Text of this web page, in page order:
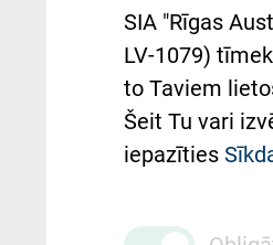
Pacienta
atsauksmju/
Kā pie
SIA "Rīgas
LV-1079)
to Taviem
Šeit Tu vari
iepazīties